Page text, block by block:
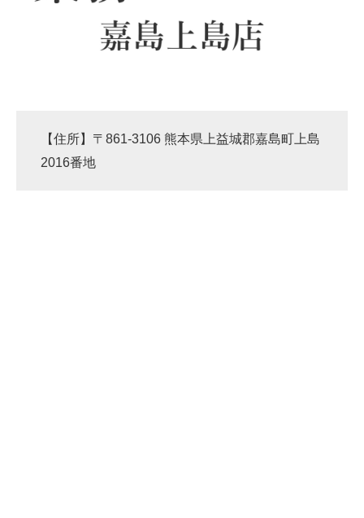
企業ITのトレンドを詳説
ITエンジニア向け専門サイト
【住所】〒861-3106 熊本県上益城郡嘉島町上島
2016番地